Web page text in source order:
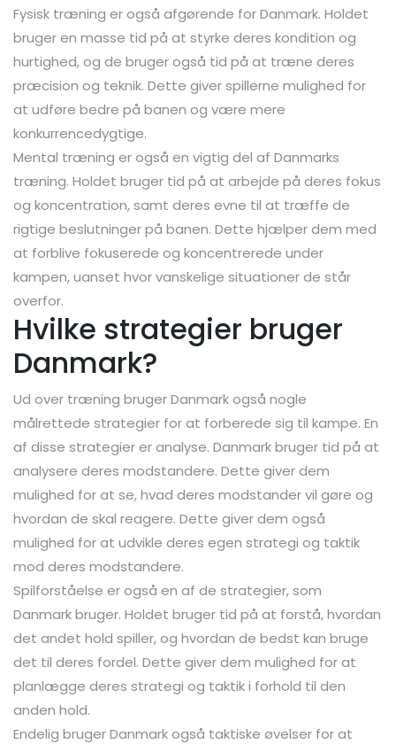
Fysisk træning er også afgørende for Danmark. Holdet
bruger en masse tid på at styrke deres kondition og
hurtighed, og de bruger også tid på at træne deres
præcision og teknik. Dette giver spillerne mulighed for
at udføre bedre på banen og være mere
konkurrencedygtige.
Mental træning er også en vigtig del af Danmarks
træning. Holdet bruger tid på at arbejde på deres fokus
og koncentration, samt deres evne til at træffe de
rigtige beslutninger på banen. Dette hjælper dem med
at forblive fokuserede og koncentrerede under
kampen, uanset hvor vanskelige situationer de står
overfor.
Hvilke strategier bruger
Danmark?
Ud over træning bruger Danmark også nogle
målrettede strategier for at forberede sig til kampe. En
af disse strategier er analyse. Danmark bruger tid på at
analysere deres modstandere. Dette giver dem
mulighed for at se, hvad deres modstander vil gøre og
hvordan de skal reagere. Dette giver dem også
mulighed for at udvikle deres egen strategi og taktik
mod deres modstandere.
Spilforståelse er også en af de strategier, som
Danmark bruger. Holdet bruger tid på at forstå, hvordan
det andet hold spiller, og hvordan de bedst kan bruge
det til deres fordel. Dette giver dem mulighed for at
planlægge deres strategi og taktik i forhold til den
anden hold.
Endelig bruger Danmark også taktiske øvelser for at